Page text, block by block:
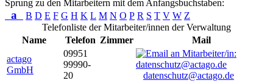
Sprung zu den Mitarbeitern mit dem Anfangsbuchstaben:
a B D E F G H K L M N O P R S T V W Z
Telefonliste der Mitarbeiter/innen der Verwaltung
Name
Telefon Zimmer
Mail
actago
GmbH
09951
99990-
20
datenschutz@actago.de